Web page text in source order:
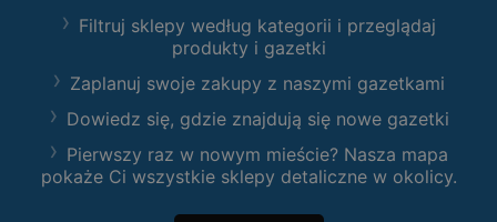
Filtruj sklepy według kategorii i przeglądaj
produkty i gazetki
Zaplanuj swoje zakupy z naszymi gazetkami
Dowiedz się, gdzie znajdują się nowe gazetki
Pierwszy raz w nowym mieście? Nasza mapa
pokaże Ci wszystkie sklepy detaliczne w okolicy.